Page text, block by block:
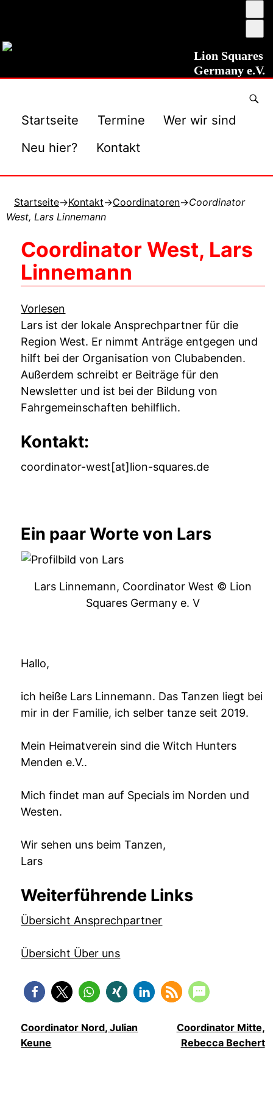
Lion Squares
Germany e.V.
Startseite Termine
Wer wir sind
Neu hier?
Kontakt
Startseite→Kontakt→Coordinatoren→Coordinator
West, Lars Linnemann
Coordinator West, Lars
Linnemann
Vorlesen
Lars ist der lokale Ansprechpartner für die
Region West. Er nimmt Anträge entgegen und
hilft bei der Organisation von Clubabenden.
Außerdem schreibt er Beiträge für den
Newsletter und ist bei der Bildung von
Fahrgemeinschaften behilflich.
Kontakt:
coordinator-west[at]lion-squares.de
Ein paar Worte von Lars
Lars Linnemann, Coordinator West © Lion
Squares Germany e. V
Hallo,
ich heiße Lars Linnemann. Das Tanzen liegt bei
mir in der Familie, ich selber tanze seit 2019.
Mein Heimatverein sind die Witch Hunters
Menden e.V..
Mich findet man auf Specials im Norden und
Westen.
Wir sehen uns beim Tanzen,
Lars
Weiterführende Links
Übersicht Ansprechpartner
Übersicht Über uns
Coordinator Nord, Julian
Keune
Coordinator Mitte,
Rebecca Bechert